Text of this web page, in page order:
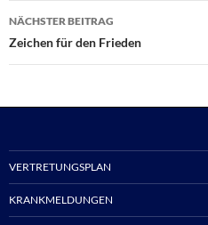
NÄCHSTER BEITRAG
Zeichen für den Frieden
VERTRETUNGSPLAN
KRANKMELDUNGEN